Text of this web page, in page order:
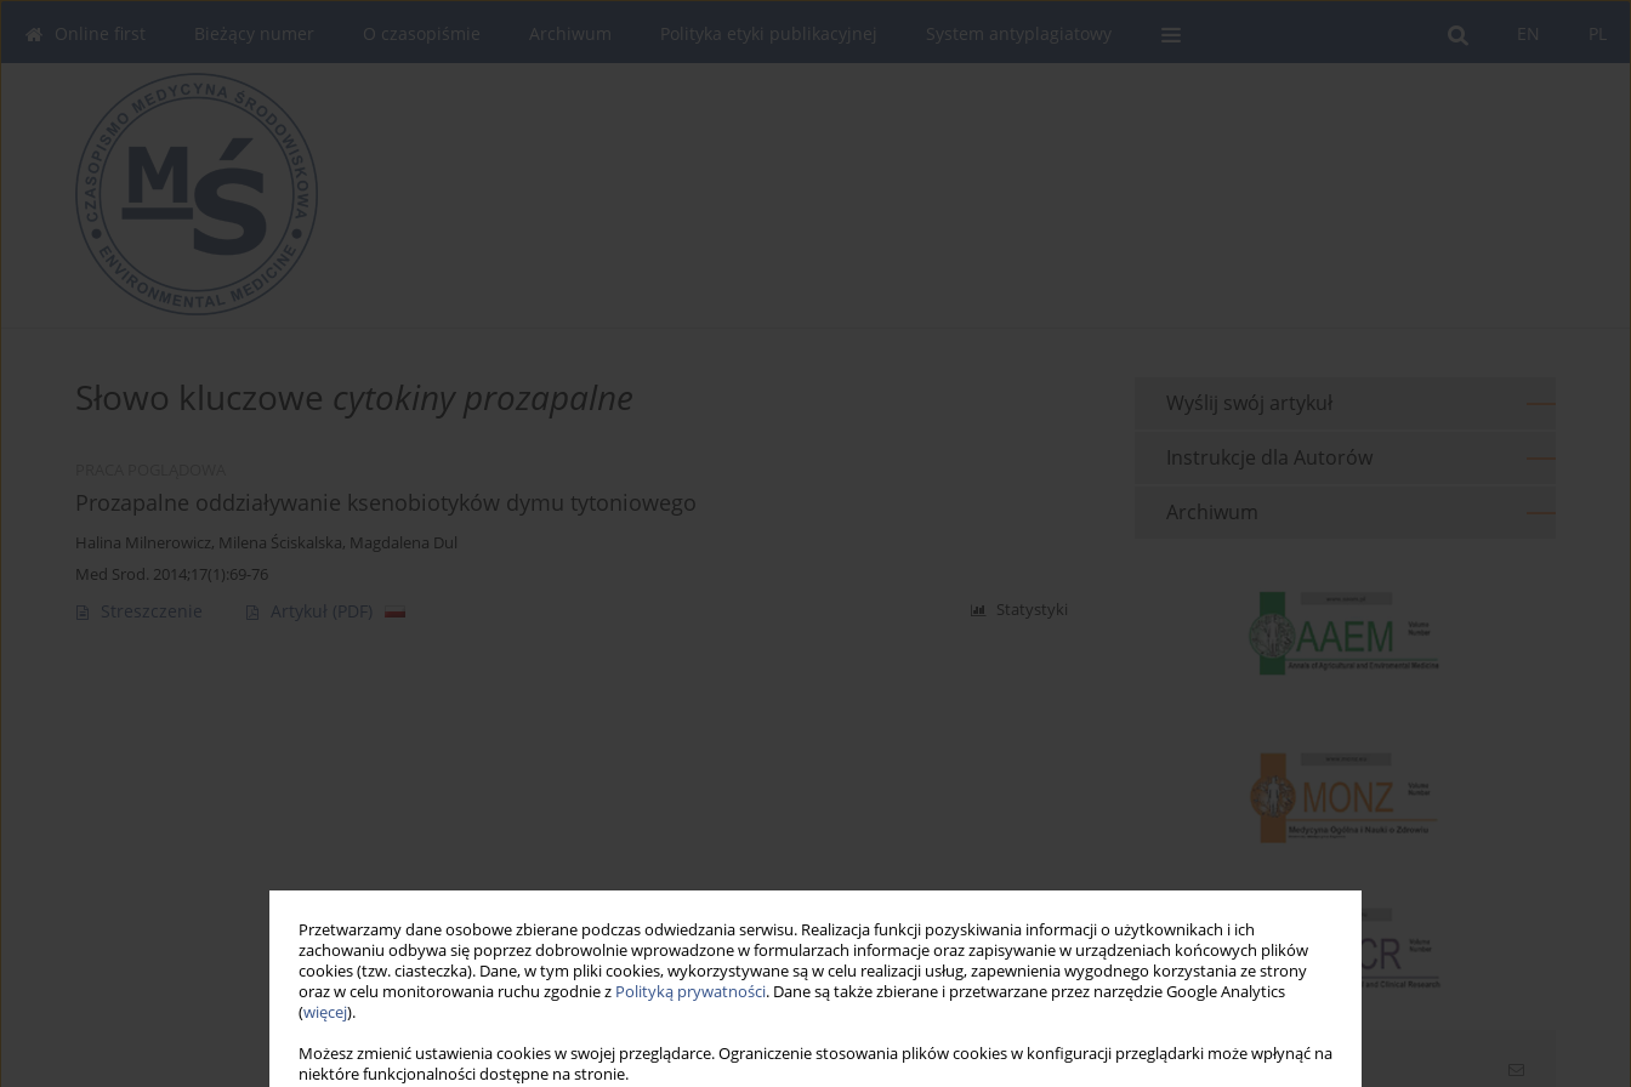
Przetwarzamy dane osobowe zbierane podczas odwiedzania serwisu. Realizacja funkcji pozyskiwania informacji o użytkownikach i ich
zachowaniu odbywa się poprzez dobrowolnie wprowadzone w formularzach informacje oraz zapisywanie w urządzeniach końcowych plików
cookies (tzw. ciasteczka). Dane, w tym pliki cookies, wykorzystywane są w celu realizacji usług, zapewnienia wygodnego korzystania ze strony
oraz w celu monitorowania ruchu zgodnie z Polityką prywatności. Dane są także zbierane i przetwarzane przez narzędzie Google Analytics
(więcej).
Możesz zmienić ustawienia cookies w swojej przeglądarce. Ograniczenie stosowania plików cookies w konfiguracji przeglądarki może wpłynąć na
niektóre funkcjonalności dostępne na stronie.
PL
EN
Online first Bieżący numer O czasopiśmie Archiwum Polityka etyki publikacyjnej System antyplagiatowy
Słowo kluczowe cytokiny prozapalne
Prozapalne oddziaływanie ksenobiotyków dymu tytoniowego
Halina Milnerowicz, Milena Ściskalska, Magdalena Dul
Med Srod. 2014;17(1):69-76
Streszczenie Artykuł (PDF) Statystyki
Wyślij swój artykuł
Instrukcje dla Autorów
Archiwum
Newsletter